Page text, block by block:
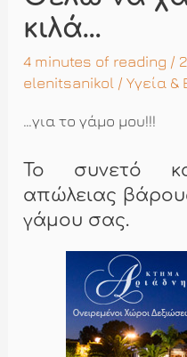
κιλά…
4 minutes of reading /
elenitsanikol /Υγεία &
…για το γάμο μου!!!
Το συνετό
απώλειας
γάμου σας.